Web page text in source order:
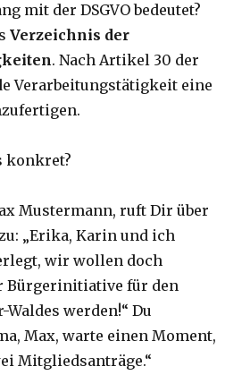
mit der DSGVO bedeutet?
Verzeichnis der
. Nach Artikel 30 der
Verarbeitungstätigkeit eine
konkret?
Mustermann, ruft Dir über
„Erika, Karin und ich
wir wollen doch
Bürgerinitiative für den
Waldes werden!“ Du
Max, warte einen Moment,
Mitgliedsanträge.“